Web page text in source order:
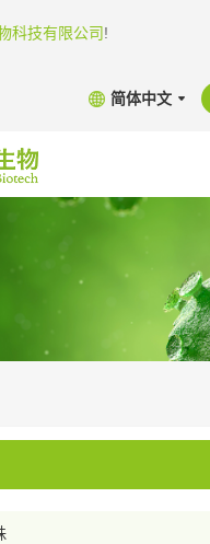
科技有限公司!
简体中文